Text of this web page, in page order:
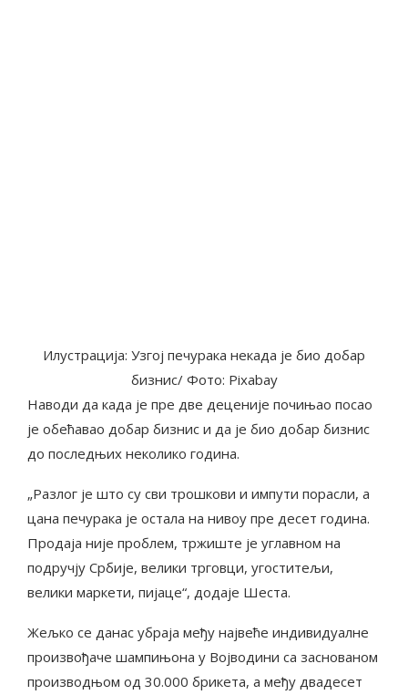
Илустрација: Узгој печурака некада је био добар
бизнис/ Фото: Pixabay
Наводи да када је пре две деценије почињао посао
је обећавао добар бизнис и да је био добар бизнис
до последњих неколико година.
„Разлог је што су сви трошкови и импути порасли, а
цана печурака је остала на нивоу пре десет година.
Продаја није проблем, тржиште је углавном на
подручју Србије, велики трговци, угоститељи,
велики маркети, пијаце“, додаје Шеста.
Жељко се данас убраја међу највеће индивидуалне
произвођаче шампињона у Војводини са заснованом
производњом од 30.000 брикета, а међу двадесет